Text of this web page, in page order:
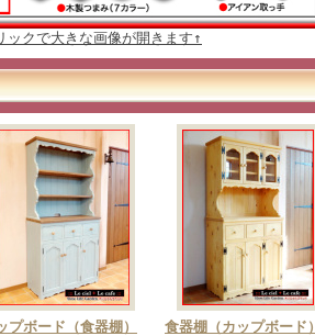
ックで大きな画像が開きます↑
プボード（食器棚）
食器棚（カップボード）